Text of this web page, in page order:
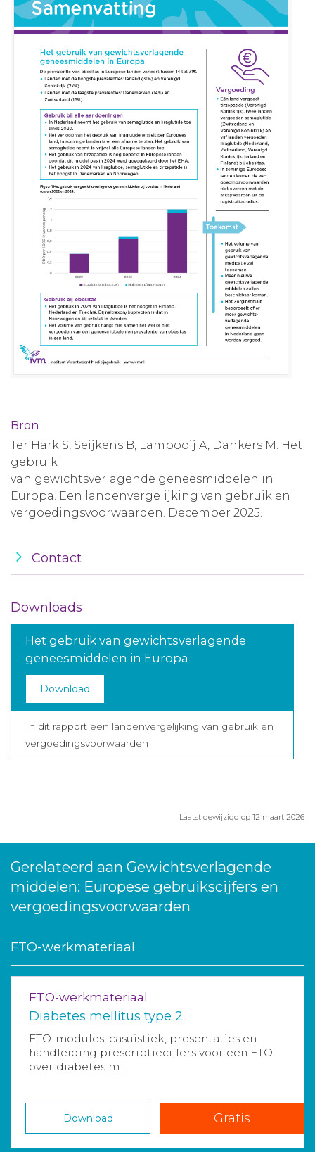
Bron
Ter Hark S, Seijkens B, Lambooij A, Dankers M. Het
gebruik
van gewichtsverlagende geneesmiddelen in
Europa. Een landenvergelijking van gebruik en
vergoedingsvoorwaarden. December 2025.
Contact
Downloads
Het gebruik van gewichtsverlagende
geneesmiddelen in Europa
Download
In dit rapport een landenvergelijking van gebruik en
vergoedingsvoorwaarden
Laatst gewijzigd op 12 maart 2026
Gerelateerd aan Gewichtsverlagende
middelen: Europese gebruikscijfers en
vergoedingsvoorwaarden
FTO-werkmateriaal
FTO-werkmateriaal
Diabetes mellitus type 2
FTO-modules, casuïstiek, presentaties en
handleiding prescriptiecijfers voor een FTO
over diabetes m...
Download Gratis